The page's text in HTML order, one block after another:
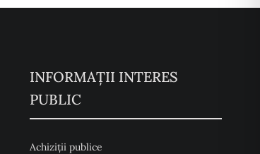
INFORMAȚII INTERES
PUBLIC
Achiziții publice